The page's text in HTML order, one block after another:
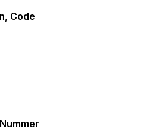
Code